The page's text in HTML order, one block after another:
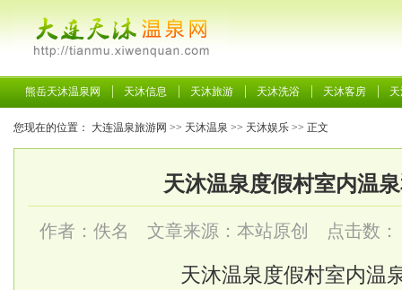
熊岳天沐温泉网 天沐信息 天沐旅游 天沐洗浴 天沐客房
您现在的位置： 大连温泉旅游网 >> 天沐温泉 >> 天沐娱乐 >> 正文
天沐温泉度假村室内温
作者：佚名 文章来源：本站原创 点击数：
天沐温泉度假村室内温